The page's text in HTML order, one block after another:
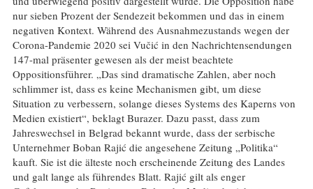
nur sieben Prozent der Sendezeit bekommen und das in einem
negativen Kontext. Während des Ausnahmezustands wegen der
Corona-Pandemie 2020 sei Vučić in den Nachrichtensendungen
147-mal präsenter gewesen als der meist beachtete
Oppositionsführer. „Das sind dramatische Zahlen, aber noch
schlimmer ist, dass es keine Mechanismen gibt, um diese
Situation zu verbessern, solange dieses Systems des Kaperns von
Medien existiert“, beklagt Burazer. Dazu passt, dass zum
Jahreswechsel in Belgrad bekannt wurde, dass der serbische
Unternehmer Boban Rajić die angesehene Zeitung „Politika“
kauft. Sie ist die älteste noch erscheinende Zeitung des Landes
und galt lange als führendes Blatt. Rajić gilt als enger